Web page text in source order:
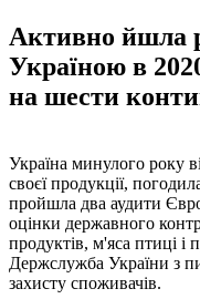
Активно йшла
Україною в
на шести
Україна минулого року
своєї продукції,
пройшла два аудити
оцінки державного
продуктів, м'яса птиці і
Держслужба України з
захисту споживачів.